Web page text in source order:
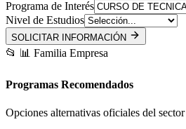
Programa de Interés
Nivel de Estudios
SOLICITAR INFORMACIÓN
📂 📊 Familia Empresa
Programas Recomendados
Opciones alternativas oficiales del